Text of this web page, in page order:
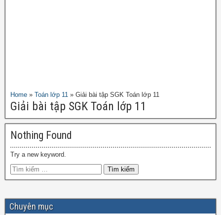
Home » Toán lớp 11 » Giải bài tập SGK Toán lớp 11
Giải bài tập SGK Toán lớp 11
Nothing Found
Try a new keyword.
Chuyên mục